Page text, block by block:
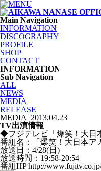
Main Navigation
INFORMATION
DISCOGRAPHY
PROFILE
SHOP
CONTACT
INFORMATION
Sub Navigation
ALL
NEWS
MEDIA
RELEASE
MEDIA
2013.04.23
TV出演情報
◆フジテレビ「爆笑！大日
番組名：「爆笑！大日本ア
放送日：4/28(日)
放送時間：19:58-20:54
番組HP http://